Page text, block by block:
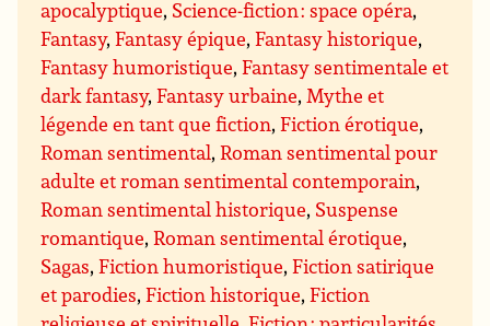
apocalyptique, Science-fiction : space opéra,
Fantasy,Fantasy épique,Fantasy historique,
Fantasy humoristique,Fantasy sentimentale et
dark fantasy,Fantasy urbaine,Mythe et
légende en tant que fiction,Fiction érotique,
Roman sentimental,Roman sentimental pour
adulte et roman sentimental contemporain,
Roman sentimental historique, Suspense
romantique,Roman sentimental érotique,
Sagas,Fiction humoristique,Fiction satirique
et parodies,Fiction historique,Fiction